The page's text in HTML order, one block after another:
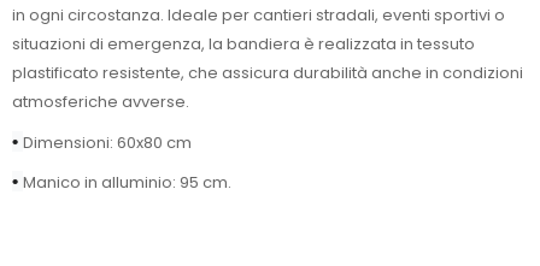
in ogni circostanza. Ideale per cantieri stradali, eventi sportivi o
situazioni di emergenza, la bandiera è realizzata in tessuto
plastificato resistente, che assicura durabilità anche in condizioni
atmosferiche avverse.
• Dimensioni: 60x80 cm
• Manico in alluminio: 95 cm.